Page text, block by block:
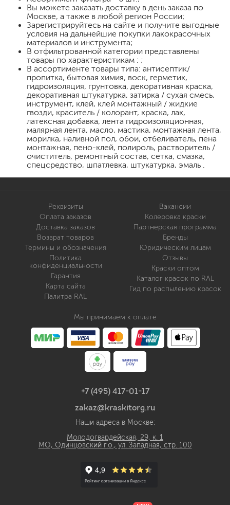
Вы можете заказать доставку в день заказа по
Москве, а также в любой регион России;
Зарегистрируйтесь на сайте и получите выгодные
условия на дальнейшие покупки лакокрасочных
материалов и инструмента;
В отфильтрованной категории представлены
товары по характеристикам : ;
В ассортименте товары типа: антисептик/
пропитка, бытовая химия, воск, герметик,
гидроизоляция, грунтовка, декоративная краска,
декоративная штукатурка, затирка / сухая смесь,
инструмент, клей, клей монтажный / жидкие
гвозди, краситель / колорант, краска, лак,
латексная добавка, лента гидроизоляционная,
малярная лента, масло, мастика, монтажная лента,
морилка, наливной пол, обои, отбеливатель, пена
монтажная, пено-клей, полироль, растворитель /
очиститель, ремонтный состав, сетка, смазка,
спецсредство, шпатлевка, штукатурка, эмаль .
Реквизиты
Оплата заказов
Доставка заказов
Возврат товаров
Термины и обозначения
Политика
конфиденциальности
Гарантия
Карта сайта
Палитра RAL
Вакансии
Колеровка краски
Партнерская программа
Бренды
Юридическим лицам
Отзывы
Краски оптом
Каталог красок по RAL
Гид по распылению красок
Мы принимаем к оплате
+7 (495) 417-01-17
zakaz@kraskitorg.ru
Наши адреса в Москве:
Молодогвардейская, 29, к. 1
МО, Одинцовский г.о., ул. Западная, стр. 100